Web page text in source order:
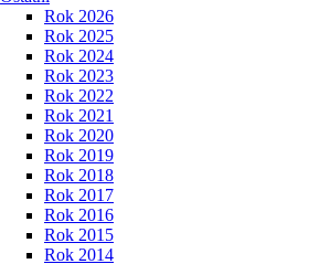
Rok 2026
Rok 2025
Rok 2024
Rok 2023
Rok 2022
Rok 2021
Rok 2020
Rok 2019
Rok 2018
Rok 2017
Rok 2016
Rok 2015
Rok 2014